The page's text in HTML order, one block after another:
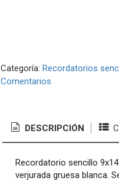
Categoría: Recordatorios
Comentarios
DESCRIPCIÓN
Recordatorio sencillo
verjurada gruesa blanca.